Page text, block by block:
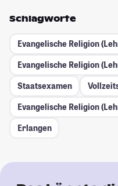
Schlagworte
Evangelische Religion
Evangelische Religion
Staatsexamen
Evangelische Religion
Erlangen